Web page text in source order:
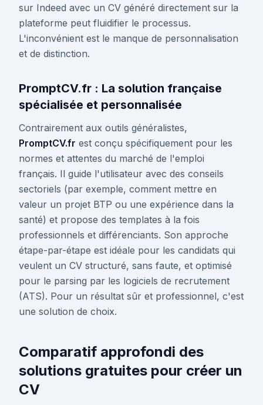
sur Indeed avec un CV généré directement sur la
plateforme peut fluidifier le processus.
L'inconvénient est le manque de personnalisation
et de distinction.
PromptCV.fr : La solution française
spécialisée et personnalisée
Contrairement aux outils généralistes,
PromptCV.fr est conçu spécifiquement pour les
normes et attentes du marché de l'emploi
français. Il guide l'utilisateur avec des conseils
sectoriels (par exemple, comment mettre en
valeur un projet BTP ou une expérience dans la
santé) et propose des templates à la fois
professionnels et différenciants. Son approche
étape-par-étape est idéale pour les candidats qui
veulent un CV structuré, sans faute, et optimisé
pour le parsing par les logiciels de recrutement
(ATS). Pour un résultat sûr et professionnel, c'est
une solution de choix.
Comparatif approfondi des
solutions gratuites pour créer un
CV